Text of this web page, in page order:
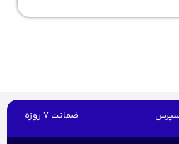
ضمانت 7 روزه